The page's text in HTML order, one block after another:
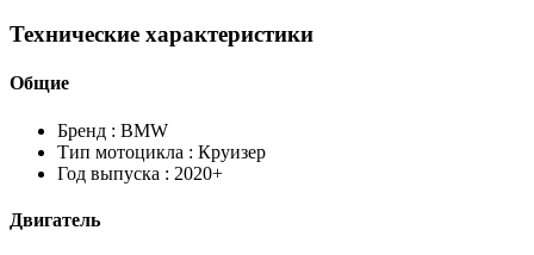
Технические характеристики
Общие
Бренд : BMW
Тип мотоцикла : Круизер
Год выпуска : 2020+
Двигатель